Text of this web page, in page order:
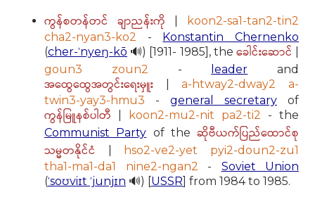
ကွန်စတန်တင် ချာညန်းကို
koon2-sa1-tan2-tin2
cha2-nyan3-ko2
- Konstantin Chernenko
(cher-ˈnyeŋ-kō 🔊) [1911- 1985], the ခေါင်းဆောင်
goun3 zoun2 - leader and
အထွေထွေအတွင်းရေးမှူး |a-htway2-dway2 a-
twin3-yay3-hmu3 - general secretary of
ကွန်မြူနစ်ပါတီ koon2-mu2-nit pa2-ti2
- the
Communist Party of the ဆိုဗီယက်ပြည်ထောင်စု
သမ္မတနိုင်ငံ
hso2-ve2-yet pyi2-doun2-zu1
tha1-ma1-da1 nine2-ngan2 - Soviet Union
(ˈsoʊviɪt ˈjunjɪn 🔊) [USSR] from 1984 to 1985.